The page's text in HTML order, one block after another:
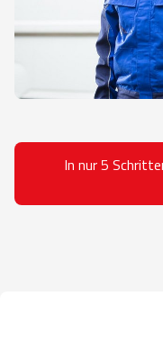
In nur 5